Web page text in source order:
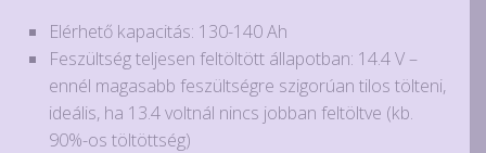
Elérhető kapacitás: 130-140 Ah
Feszültség teljesen feltöltött állapotban: 14.4 V –
ennél magasabb feszültségre szigorúan tilos tölteni,
ideális, ha 13.4 voltnál nincs jobban feltöltve (kb.
90%-os töltöttség)